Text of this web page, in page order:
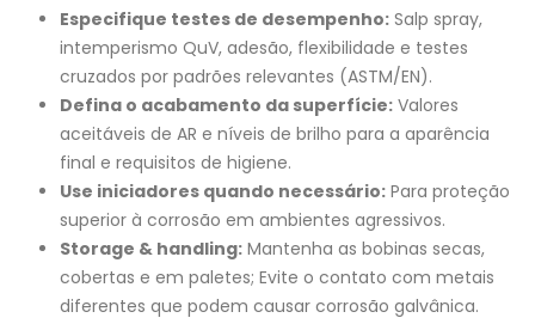
Especifique testes de desempenho:Salp spray,
intemperismo QuV, adesão, flexibilidade e testes
cruzados por padrões relevantes (ASTM/EN).
Defina o acabamento da superfície:Valores
aceitáveis de AR e níveis de brilho para a aparência
final e requisitos de higiene.
Use iniciadores quando necessário:Para proteção
superior à corrosão em ambientes agressivos.
Storage & handling:Mantenha as bobinas secas,
cobertas e em paletes; Evite o contato com metais
diferentes que podem causar corrosão galvânica.